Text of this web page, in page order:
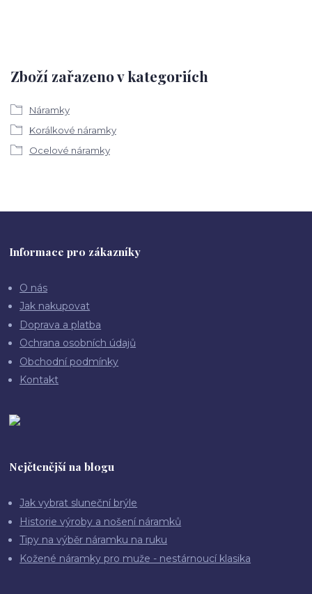
Zboží zařazeno v kategoriích
Náramky
Korálkové náramky
Ocelové náramky
Informace pro zákazníky
O nás
Jak nakupovat
Doprava a platba
Ochrana osobních údajů
Obchodní podmínky
Kontakt
Nejčtenější na blogu
Jak vybrat sluneční brýle
Historie výroby a nošení náramků
Tipy na výběr náramku na ruku
Kožené náramky pro muže - nestárnoucí klasika